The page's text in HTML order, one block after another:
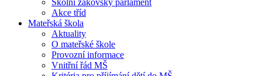
Akce tříd
Mateřská škola
Aktuality
O mateřské škole
Provozní informace
Vnitřní řád MŠ